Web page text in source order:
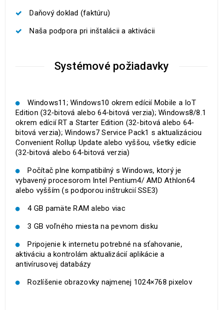
Daňový doklad (faktúru)
Naša podpora pri inštalácii a aktivácii
Systémové požiadavky
Windows11; Windows10 okrem edícií Mobile a IoT
Edition (32-bitová alebo 64-bitová verzia); Windows8/8.1
okrem edícií RT a Starter Edition (32-bitová alebo 64-
bitová verzia); Windows7 Service Pack1 s aktualizáciou
Convenient Rollup Update alebo vyššou, všetky edície
(32-bitová alebo 64-bitová verzia)
Počítač plne kompatibilný s Windows, ktorý je
vybavený procesorom Intel Pentium4/ AMD Athlon64
alebo vyšším (s podporou inštrukcií SSE3)
4 GB pamäte RAM alebo viac
3 GB voľného miesta na pevnom disku
Pripojenie k internetu potrebné na sťahovanie,
aktiváciu a kontrolám aktualizácií aplikácie a
antivírusovej databázy
Rozlíšenie obrazovky najmenej 1024×768 pixelov